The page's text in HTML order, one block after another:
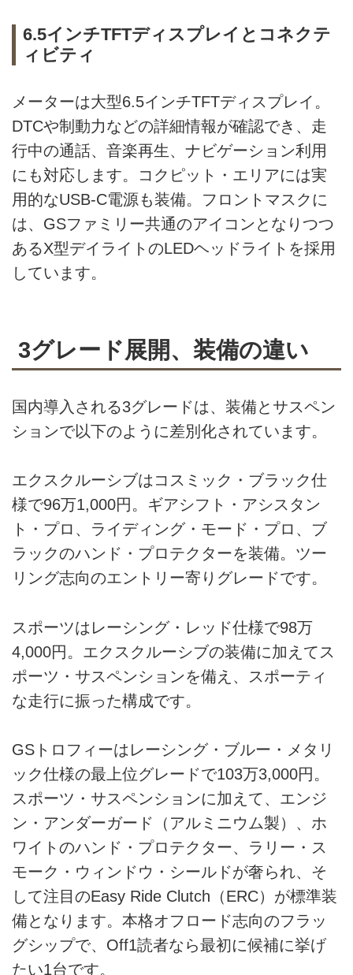
6.5インチTFTディスプレイとコネクテ
ィビティ
メーターは大型6.5インチTFTディスプレイ。
DTCや制動力などの詳細情報が確認でき、走
行中の通話、音楽再生、ナビゲーション利用
にも対応します。コクピット・エリアには実
用的なUSB-C電源も装備。フロントマスクに
は、GSファミリー共通のアイコンとなりつつ
あるX型デイライトのLEDヘッドライトを採用
しています。
3グレード展開、装備の違い
国内導入される3グレードは、装備とサスペン
ションで以下のように差別化されています。
エクスクルーシブはコスミック・ブラック仕
様で96万1,000円。ギアシフト・アシスタン
ト・プロ、ライディング・モード・プロ、ブ
ラックのハンド・プロテクターを装備。ツー
リング志向のエントリー寄りグレードです。
スポーツはレーシング・レッド仕様で98万
4,000円。エクスクルーシブの装備に加えてス
ポーツ・サスペンションを備え、スポーティ
な走行に振った構成です。
GSトロフィーはレーシング・ブルー・メタリ
ック仕様の最上位グレードで103万3,000円。
スポーツ・サスペンションに加えて、エンジ
ン・アンダーガード（アルミニウム製）、ホ
ワイトのハンド・プロテクター、ラリー・ス
モーク・ウィンドウ・シールドが奢られ、そ
して注目のEasy Ride Clutch（ERC）が標準装
備となります。本格オフロード志向のフラッ
グシップで、Off1読者なら最初に候補に挙げ
たい1台です。